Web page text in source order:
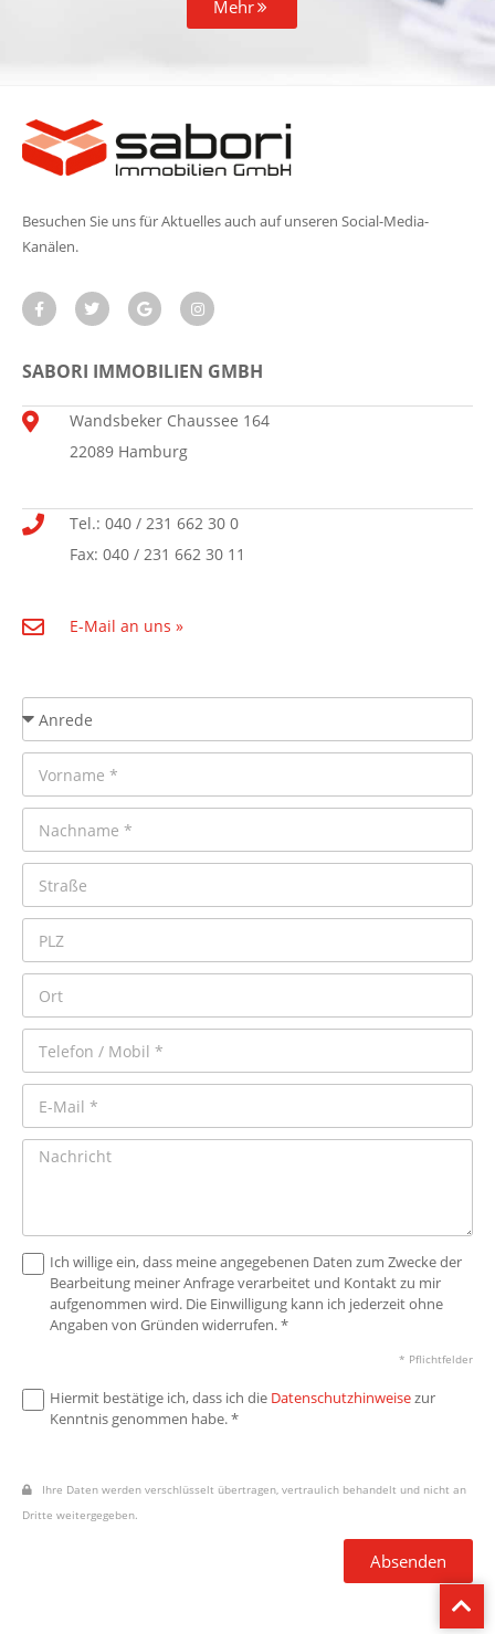
Mehr
Besuchen Sie uns für Aktuelles auch auf unseren Social-Media-
Kanälen.
SABORI IMMOBILIEN GMBH
Wandsbeker Chaussee 164
22089 Hamburg
Tel.: 040 / 231 662 30 0
Fax: 040 / 231 662 30 11
E-Mail an uns »
Ich willige ein, dass meine angegebenen Daten zum Zwecke der
Bearbeitung meiner Anfrage verarbeitet und Kontakt zu mir
aufgenommen wird. Die Einwilligung kann ich jederzeit ohne
Angaben von Gründen widerrufen. *
* Pflichtfelder
Hiermit bestätige ich, dass ich die Datenschutzhinweisezur
Kenntnis genommen habe. *
Ihre Daten werden verschlüsselt übertragen, vertraulich behandelt und nicht an
Dritte weitergegeben.
Absenden